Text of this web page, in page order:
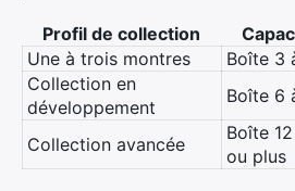
Profil de collection
Une à trois montres
Boîte 3
Collection en
développement
Boîte 6
Collection avancée
Boîte
ou plus
Rechercher